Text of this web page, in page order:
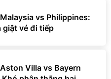
vs Philippines:
giật vé đi tiếp
Villa vs Bayern